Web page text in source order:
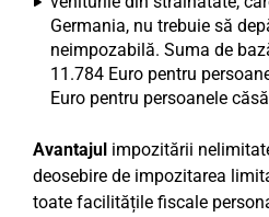
Germania, nu trebuie să
neimpozabilă. Suma de
11.784 Euro pentru
Euro pentru persoanele
Avantajul impozitării
deosebire de impozitarea
toate facilitățile fiscale